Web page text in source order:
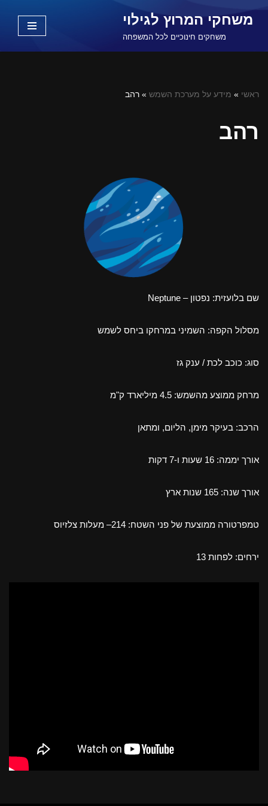
משחקי המרוץ לגילוי
משחקים חינוכיים לכל המשפחה
ראשי » מידע על מערכת השמש » רהב
רהב
שם בלועזית: נפטון – Neptune
מסלול הקפה: השמיני במרחקו ביחס לשמש
סוג: כוכב לכת / ענק גז
מרחק ממוצע מהשמש: 4.5 מיליארד ק"מ
הרכב: בעיקר מימן, הליום, ומתאן
אורך יממה: 16 שעות ו-7 דקות
אורך שנה: 165 שנות ארץ
טמפרטורה ממוצעת של פני השטח: 214– מעלות צלזיוס
ירחים: לפחות 13